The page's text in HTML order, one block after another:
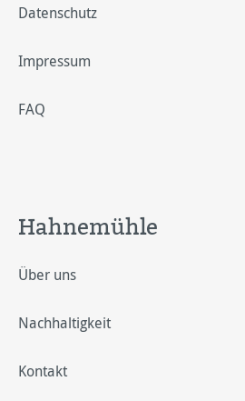
Datenschutz
Impressum
FAQ
Hahnemühle
Über uns
Nachhaltigkeit
Kontakt